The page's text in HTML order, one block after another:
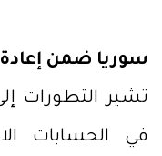
سوريا ضمن إعادة
تشير التطورات
في الحسابات